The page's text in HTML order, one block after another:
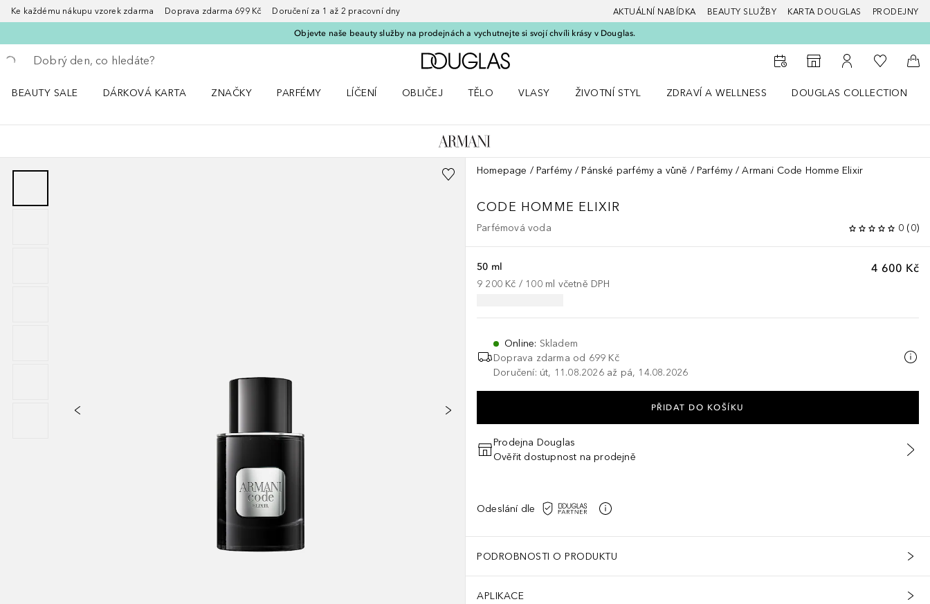
Ke každému nákupu vzorek zdarma Doprava zdarma 699 Kč Doručení za 1 až 2 pracovní dny AKTUÁLNÍ NABÍDKA BEAUTY SLUŽBY KARTA DOUGLAS PRODEJNY
Objevte naše beauty služby na prodejnách a vychutnejte si svojí chvíli krásy v Douglas.
Vraťte se
Proveďte vyhledávání
Domů
K vyhledávači prodejen
K mému účtu
K mému
Do
BEAUTY SALE
DÁRKOVÁ KARTA
ZNAČKY
PARFÉMY
LÍČENÍ
OBLIČEJ
TĚLO
VLASY
ŽIVOTNÍ STYL
ZDRAVÍ A WELLNESS
DOUGLAS COLLECTION
Homepage Parfémy Pánské parfémy a vůně Parfémy Armani Code Homme Elixir
CODE HOMME ELIXIR
Parfémová voda 0 (0)
4 600 Kč
50 ml
9 200 Kč / 100 ml včetně DPH
Online: Skladem
Doprava zdarma od 699 Kč
Doručení: út, 11.08.2026 až pá, 14.08.2026
PŘIDAT DO KOŠÍKU
Prodejna Douglas
Ověřit dostupnost na prodejně
Odeslání dle
PODROBNOSTI O PRODUKTU
APLIKACE